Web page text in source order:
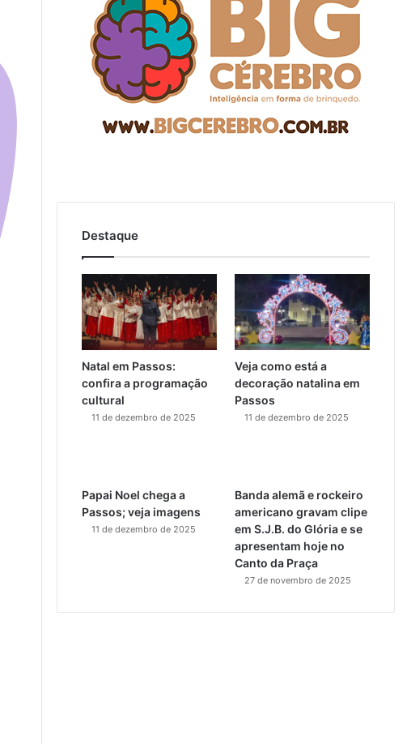
Destaque
Natal em Passos:
confira a programação
cultural
11 de dezembro de 2025
Veja como está a
decoração natalina em
Passos
11 de dezembro de 2025
Papai Noel chega a
Passos; veja imagens
11 de dezembro de 2025
Banda alemã e rockeiro
americano gravam clipe
em S.J.B. do Glória e se
apresentam hoje no
Canto da Praça
27 de novembro de 2025